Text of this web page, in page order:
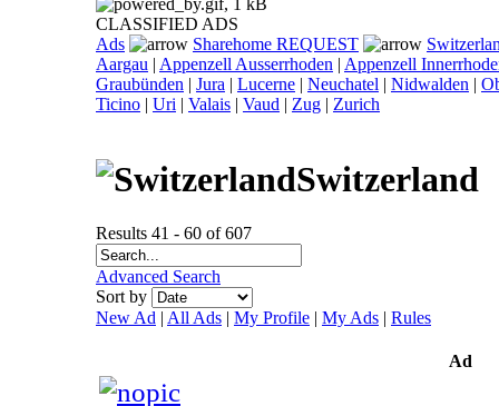
CLASSIFIED ADS
Ads
Sharehome REQUEST
Aargau | Appenzell Ausserrhoden | Appenzell
Graubünden | Jura | Lucerne | Neuchatel | Nidwalden |
Ticino | Uri | Valais | Vaud | Zug | Zurich
Switzerland
Results 41 - 60 of 607
Advanced Search
Sort by
New Ad | All Ads | My Profile | My Ads | Rules
Ad